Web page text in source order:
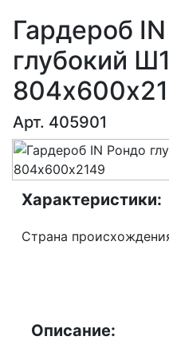
Гардероб
глубокий
Арт. 405901
Характеристики:
Страна
Описание: